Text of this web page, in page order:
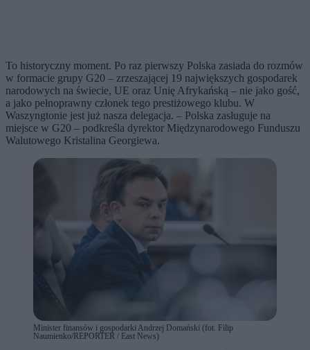
To historyczny moment. Po raz pierwszy Polska zasiada do rozmów
w formacie grupy G20 – zrzeszającej 19 największych gospodarek
narodowych na świecie, UE oraz Unię Afrykańską – nie jako gość,
a jako pełnoprawny członek tego prestiżowego klubu. W
Waszyngtonie jest już nasza delegacja. – Polska zasługuje na
miejsce w G20 – podkreśla dyrektor Międzynarodowego Funduszu
Walutowego Kristalina Georgiewa.
Minister finansów i gospodarki Andrzej Domański (fot. Filip
Naumienko/REPORTER / East News)